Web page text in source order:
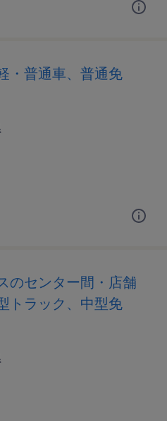
・普通車、普通免
のセンター間・店舗
トラック、中型免